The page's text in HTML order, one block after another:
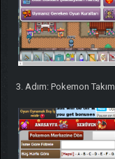
3. Adım: Pokemon